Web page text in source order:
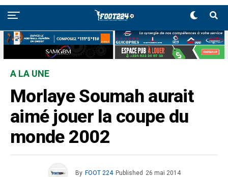
A LA UNE
Morlaye Soumah aurait
aimé jouer la coupe du
monde 2002
By FOOT 224 Published 26 mai 2014